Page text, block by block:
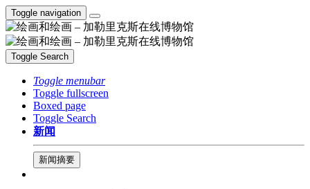
Toggle navigation
Toggle Search
Toggle menubar
Toggle fullscreen
Boxed page
Toggle Search
新闻
新闻摘要